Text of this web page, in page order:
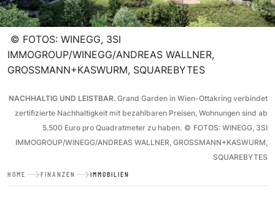
© FOTOS: WINEGG, 3SI
IMMOGROUP/WINEGG/ANDREAS WALLNER,
GROSSMANN+KASWURM, SQUAREBYTES
NACHHALTIG UND LEISTBAR. Grand Garden in Wien-Ottakring verbindet
zertifizierte Nachhaltigkeit mit bezahlbaren Preisen, Wohnungen sind ab
5.500 Euro pro Quadratmeter zu haben. © FOTOS: WINEGG, 3SI
IMMOGROUP/WINEGG/ANDREAS WALLNER, GROSSMANN+KASWURM,
SQUAREBYTES
HOME FINANZEN IMMOBILIEN